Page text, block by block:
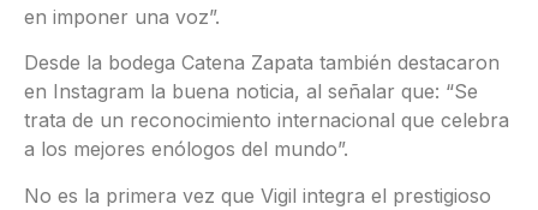
en imponer una voz”.
Desde la bodega Catena Zapata también destacaron
en Instagram la buena noticia, al señalar que: “Se
trata de un reconocimiento internacional que celebra
a los mejores enólogos del mundo”.
No es la primera vez que Vigil integra el prestigioso